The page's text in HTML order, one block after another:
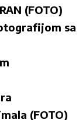
(FOTO)
sa
(FOTO)